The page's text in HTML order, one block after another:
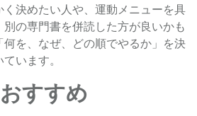
決めたい人や、運動メニューを具
の専門書を併読した方が良いかも
何を、なぜ、どの順でやるか」を決
います。
すすめ